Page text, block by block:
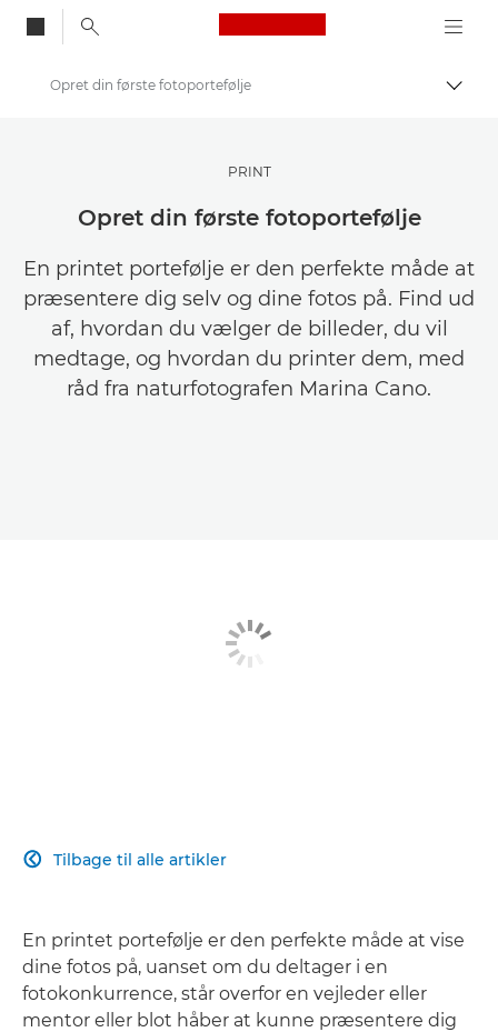
Canon Logo, back
Skift
Opbevar dine fotos og videoer for mindre
Opret din første fotoportefølje
PRINT
Opret din første fotoportefølje
En printet portefølje er den perfekte måde at
præsentere dig selv og dine fotos på. Find ud
af, hvordan du vælger de billeder, du vil
medtage, og hvordan du printer dem, med
råd fra naturfotografen Marina Cano.
Tilbage til alle artikler

En printet portefølje er den perfekte måde at vise
dine fotos på, uanset om du deltager i en
fotokonkurrence, står overfor en vejleder eller
mentor eller blot håber at kunne præsentere dig